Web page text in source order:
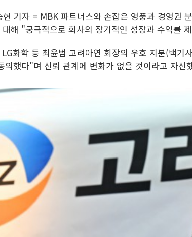
기자 = MBK 파트너스와 손잡은 영풍과 경영권
해 "궁극적으로 회사의 장기적인 성장과 수익률
화학 등 최윤범 고려아연 회장의 우호 지분(백
의했다"며 신뢰 관계에 변화가 없을 것이라고 자신